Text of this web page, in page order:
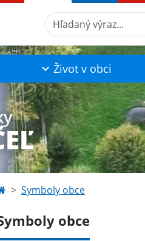
Hľadaný výraz...
Život v obci
Symboly obce
obce